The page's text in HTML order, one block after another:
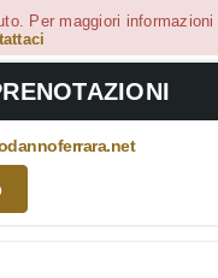
Per maggiori informazioni